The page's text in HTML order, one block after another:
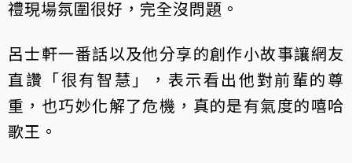
禮現場氛圍很好，完全沒問題。
呂士軒一番話以及他分享的創作小故事讓網友
直讚「很有智慧」，表示看出他對前輩的尊
重，也巧妙化解了危機，真的是有氣度的嘻哈
歌王。